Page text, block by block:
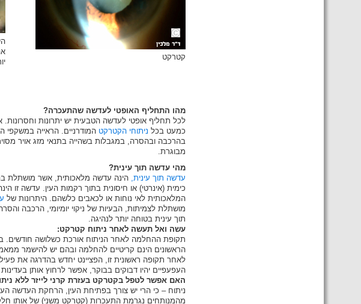
קטרקט
מהו התחליף האופטי לעדשה שהתעכרה?
לכל תחליף אופטי לעדשה הטבעית יש יתרונות
כמעט בכל ניתוחי הקטרקט המודרניים. הראייה במשקפי
בהרכבה ובהסרה, במגבלות בשהייה בתנאי מזג אויר
מבוגרת.
מהי עדשה תוך עינית?
עדשה תוך עינית, הינה עדשה מלאכותית, אשר מושתלת
כימית (אינרטי) או חיסונית בתוך רקמות העין. עדשה זו
המלאכותית לאי נוחות או לכאבים כלשהם. היתרונות של
מושתלת לצמיתות, הבעיות של ניקוי יומיומי, הרכבה
תוך עינית בטוחה יותר לנהיגה.
עשה ואל תעשה לאחר ניתוח קטרקט:
תקופת ההחלמה לאחר הניתוח אורכת כשלושה חודשים.
הראשונים הינם קריטיים להחלמה ובהם יש להישמר
לאחר תקופה ראשונית זו, הפציינט יחדש בהדרגה את
העפעפיים יהיו דבוקים בבוקר, אפשר לרחוץ אותן
האם אפשר לטפל בקטרקט בעזרת קרני לייזר ללא
ניתוח – כי הרי יש צורך בפתיחת העין, הרחקת העדשה
מהמנותחים נגרמת התעכרות (קטרקט משני) של אותו